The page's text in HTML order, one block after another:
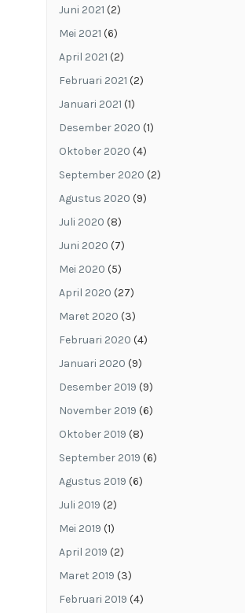
Juni 2021 (2)
Mei 2021 (6)
April 2021 (2)
Februari 2021 (2)
Januari 2021 (1)
Desember 2020 (1)
Oktober 2020 (4)
September 2020 (2)
Agustus 2020 (9)
Juli 2020 (8)
Juni 2020 (7)
Mei 2020 (5)
April 2020 (27)
Maret 2020 (3)
Februari 2020 (4)
Januari 2020 (9)
Desember 2019 (9)
November 2019 (6)
Oktober 2019 (8)
September 2019 (6)
Agustus 2019 (6)
Juli 2019 (2)
Mei 2019 (1)
April 2019 (2)
Maret 2019 (3)
Februari 2019 (4)